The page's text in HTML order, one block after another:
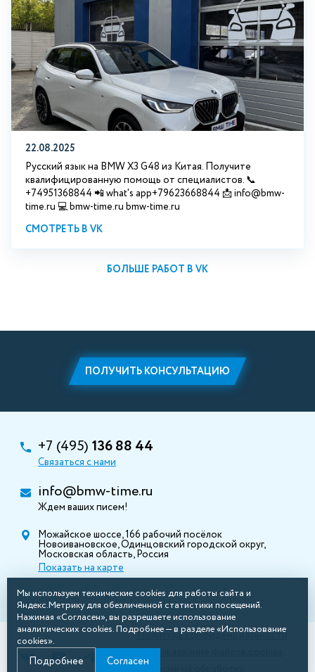
22.08.2025
Русский язык на BMW X3 G48 из Китая. Получите
квалифицированную помощь от специалистов. 📞
+74951368844 📲 what's app+79623668844 📩 info@bmw-
time.ru 💻 bmw-time.ru bmw-time.ru
СМОТРЕТЬ В VK
БОЛЬШЕ РАБОТ В VK
ПОЛУЧИТЬ КОНСУЛЬТАЦИЮ
+7 (495) 136 88 44
Связаться с нами
info@bmw-time.ru
Ждем ваших писем!
Можайское шоссе, 166 рабочий посёлок
Новоивановское, Одинцовский городской округ,
Московская область, Россия
Показать на карте
Политика конфиденциальности
Использование файлов cookies
Мы используем технические cookies для работы сайта и
Яндекс.Метрику для обезличенной статистики посещений.
Нажимая «Согласен», вы разрешаете использование
аналитических cookies. Подробнее — в разделе «Использование
cookies».
Подробнее Согласен